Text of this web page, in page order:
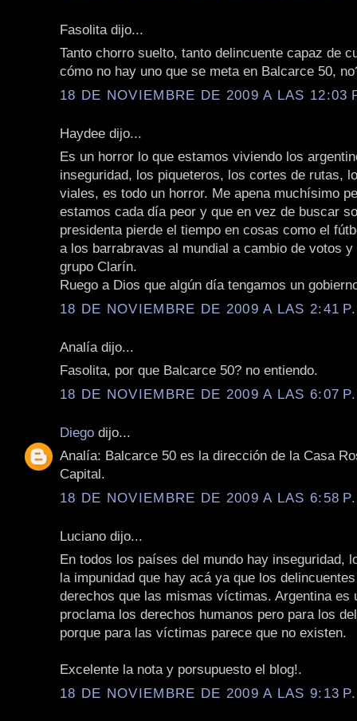
Fasolita dijo...
Tanto chorro suelto, tanto delincuente capaz de
cómo no hay uno que se meta en Balcarce 50,
18 DE NOVIEMBRE DE 2009 A LAS 12:03
Haydee dijo...
Es un horror lo que estamos viviendo los
inseguridad, los piqueteros, los cortes de rutas,
viales, es todo un horror. Me apena muchísimo
estamos cada día peor y que en vez de buscar
presidenta pierde el tiempo en cosas como el
a los barrabravas al mundial a cambio de votos
grupo Clarín.
Ruego a Dios que algún día tengamos un
18 DE NOVIEMBRE DE 2009 A LAS 2:41
Analía dijo...
Fasolita, por que Balcarce 50? no entiendo.
18 DE NOVIEMBRE DE 2009 A LAS 6:07
Diego dijo...
Analía: Balcarce 50 es la dirección de la Casa
Capital.
18 DE NOVIEMBRE DE 2009 A LAS 6:58
Luciano dijo...
En todos los países del mundo hay inseguridad,
la impunidad que hay acá ya que los
derechos que las mismas víctimas. Argentina es
proclama los derechos humanos pero para los
porque para las víctimas parece que no existen.
Excelente la nota y porsupuesto el blog!.
18 DE NOVIEMBRE DE 2009 A LAS 9:13